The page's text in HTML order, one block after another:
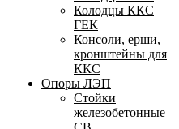
Колодцы ККС
ГЕК
Консоли, ерши,
кронштейны для
ККС
Опоры ЛЭП
Стойки
железобетонные